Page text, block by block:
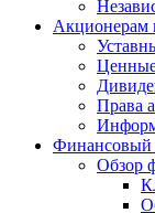
Акционерам
Права
Финансовый
Обзор